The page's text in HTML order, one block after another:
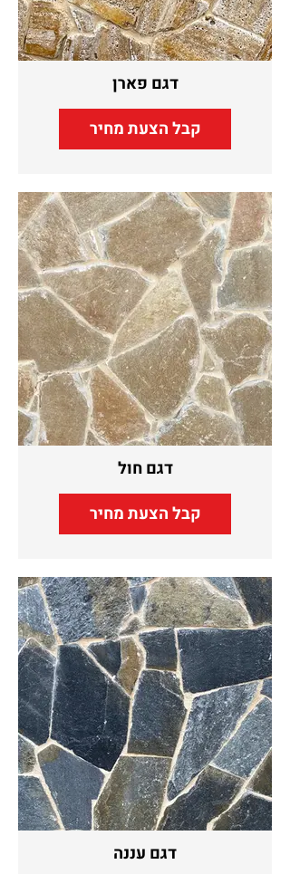
דגם פארן
קבל הצעת מחיר
דגם חול
קבל הצעת מחיר
דגם עננה